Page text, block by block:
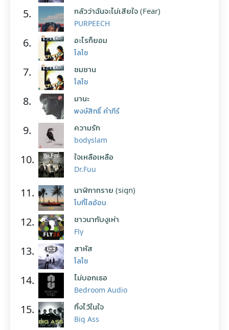
5. กลัวว่าฉันจะไม่เสียใจ (Fear)
PURPEECH
6. อะไรก็ยอม
โลโซ
7. ซมซาน
โลโซ
8. มานะ
พงษ์สิทธิ์ คำภีร์
9. ความรัก
bodyslam
10. ใจเหลือเหลือ
Dr.Fuu
11. นาฬิกาทราย (sign)
โบกี้ไลอ้อน
12. ชาวนากับงูเห่า
Fly
13. สาหัส
โลโซ
14. ไม่บอกเธอ
Bedroom Audio
15. ทิ้งไว้ในใจ
Big Ass